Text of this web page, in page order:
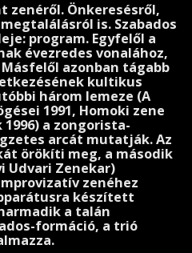
zenéről. Önkeresésről,
is. Szabados
program. Egyfelől a
évez­redes vonalához,
azonban tágabb
kultikus
három lemeze (A
1991, Homoki zene
a zongorista-
arcát mutatják. Az
örökíti meg, a második
Udvari Zenekar)
zenéhez
készített
a talán
formáció, a trió